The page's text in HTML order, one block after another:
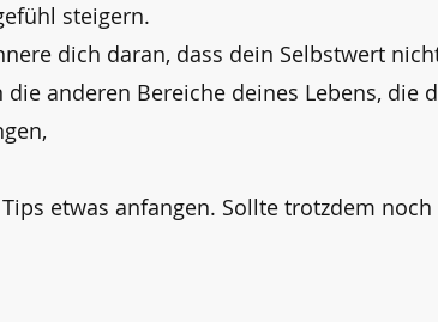
steigern.
dich daran, dass dein Selbstwert
die anderen Bereiche deines Lebens, die
etwas anfangen. Sollte trotzdem